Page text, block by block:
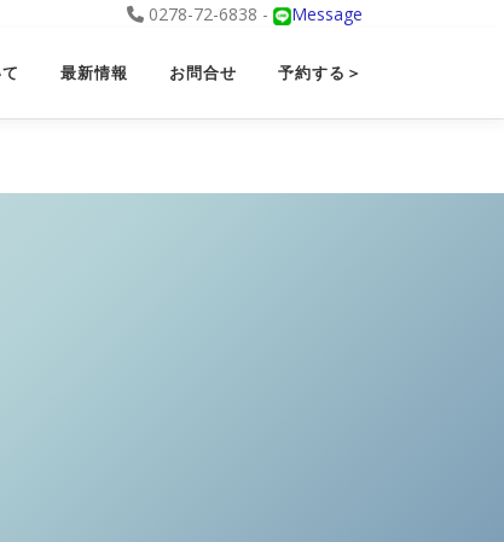
0278-72-6838 -
Message
最新情報 お問合せ 予約する＞